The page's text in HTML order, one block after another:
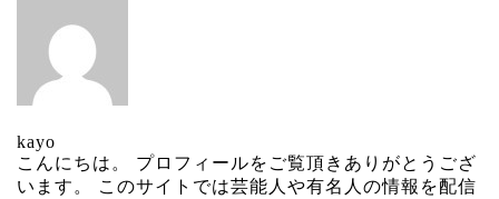
kayo
こんにちは。 プロフィールをご覧頂きありがとうござ
います。 このサイトでは芸能人や有名人の情報を配信